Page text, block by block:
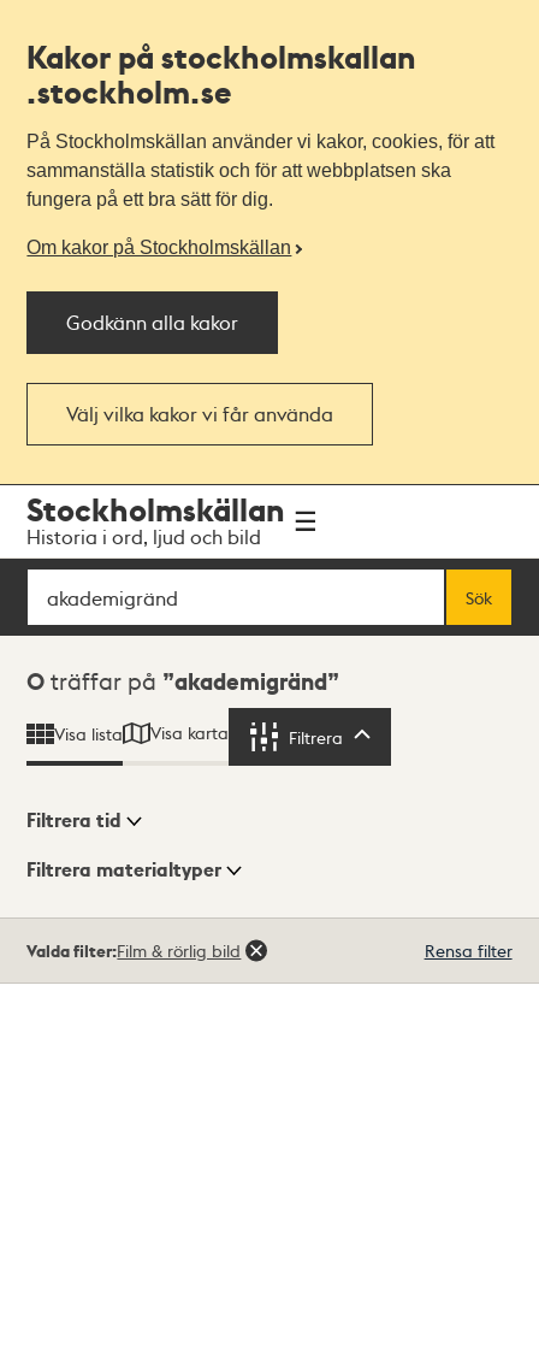
Kakor på stockholmskallan
.stockholm.se
På Stockholmskällan använder vi kakor, cookies, för att
sammanställa statistik och för att webbplatsen ska
fungera på ett bra sätt för dig.
Om kakor på Stockholmskällan
Godkänn alla kakor
Välj vilka kakor vi får använda
navigationen
huvudinnehållet
Stockholmskällan
Historia i ord, ljud och bild
Sök
Sök
Sökresultat
0 träffar på akademigränd
Visa lista Visa karta Filtrera
Visningsläge
Filtrera tid
Filtrera materialtyper
träffar
Valda filter:Film & rörlig bild Rensa filter